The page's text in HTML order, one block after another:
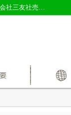
グリーンプラザ五反田の過去掲載物件｜品川区・目黒区・大田区の不動産売買なら株式会社三友社売買センター